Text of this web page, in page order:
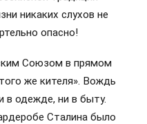
никаких слухов не
опасно!
Союзом в прямом
же кителя». Вождь
в одежде, ни в быту.
Сталина было